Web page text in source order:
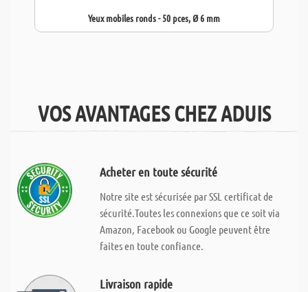
Yeux mobiles ronds - 50 pces, Ø 6 mm
VOS AVANTAGES CHEZ ADUIS
Acheter en toute sécurité
Notre site est sécurisée par SSL certificat de
sécurité.Toutes les connexions que ce soit via
Amazon, Facebook ou Google peuvent être
faites en toute confiance.
Livraison rapide